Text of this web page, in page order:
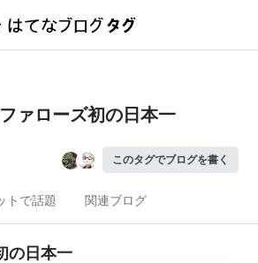
ァローズ初の日本一
このタグでブログを書く
トで話題 関連ブログ
の日本一